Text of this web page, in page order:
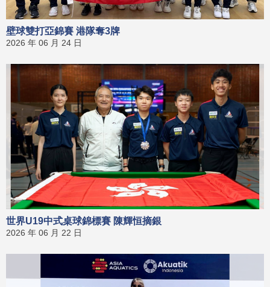
壁球雙打亞錦賽 港隊奪3牌
2026 年 06 月 24 日
世界U19中式桌球錦標賽 陳輝恒摘銀
2026 年 06 月 22 日